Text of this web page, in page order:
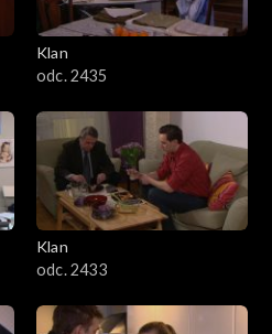
Klan
odc. 2435
Klan
odc. 2433